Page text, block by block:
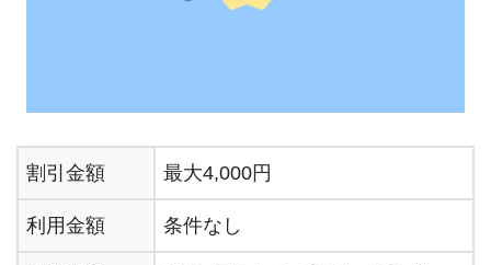
割引金額 最大4,000円
利用金額 条件なし